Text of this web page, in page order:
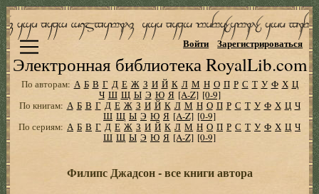
Электронная библиотека RoyalLib.com
Войти Зарегистрироваться
По авторам: А Б В Г Д Е Ж З И Й К Л М Н О П Р С Т У Ф Х Ц
Ч Ш Щ Ы Э Ю Я [A-Z] [0-9]
По книгам: А Б В Г Д Е Ж З И Й К Л М Н О П Р С Т У Ф Х Ц Ч
Ш Щ Ы Э Ю Я [A-Z] [0-9]
По сериям: А Б В Г Д Е Ж З И Й К Л М Н О П Р С Т У Ф Х Ц Ч
Ш Щ Ы Э Ю Я [A-Z] [0-9]
Филипс Джадсон - все книги автора